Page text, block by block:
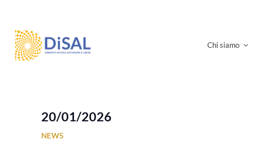
contenuto
Chi siamo
20/01/2026
NEWS